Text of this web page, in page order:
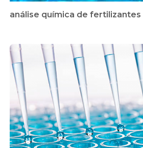
análise química de fertilizantes